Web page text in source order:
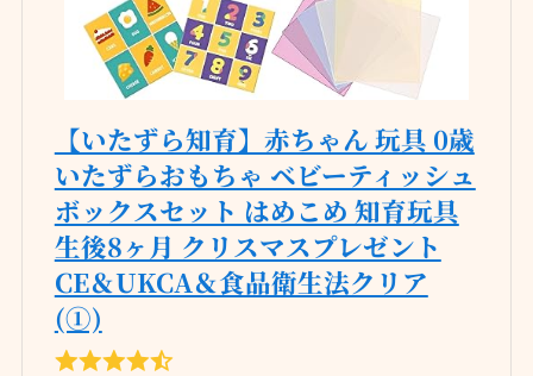
【いたずら知育】赤ちゃん 玩具 0歳
いたずらおもちゃ ベビーティッシュ
ボックスセット はめこめ 知育玩具
生後8ヶ月 クリスマスプレゼント
CE＆UKCA＆食品衛生法クリア
(①)